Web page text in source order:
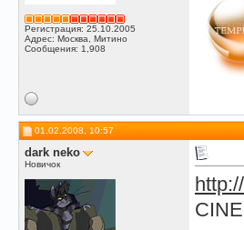
Регистрация: 25.10.2005
Адрес: Москва, Митино
Сообщения: 1,908
01.02.2008, 10:57
dark neko
Новичок